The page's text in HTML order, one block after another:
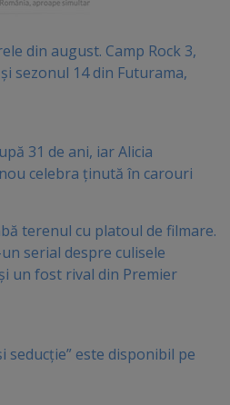
din august. Camp Rock 3,
sezonul 14 din Futurama,
31 de ani, iar Alicia
celebra ținută în carouri
terenul cu platoul de filmare.
serial despre culisele
un fost rival din Premier
este disponibil pe